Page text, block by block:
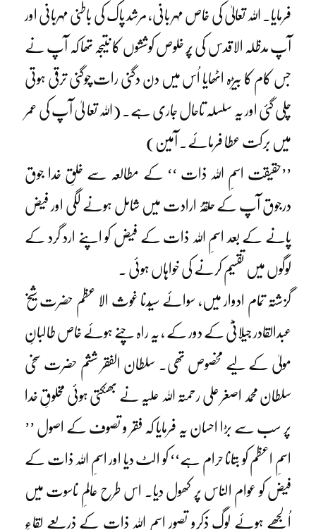
فرمایا۔ اللہ تعالیٰ کی خاص مہر بانی، مرشد پاک کی باطنی مہربانی اور
آپ مدظلہ الاقدس کی پُر خلوص کوششوں کا نتیجہ تھا کہ آپ نے
جس کام کا بیڑہ اٹھایا اُس میں دن دگنی رات چوگنی ترقی ہوتی
چلی گئی اور یہ سلسلہ تاحال جاری ہے۔ (اللہ تعا لیٰ آپ کی عمر
میں برکت عطا فرمائے۔ آمین)
’’حقیقت اسمِ اللہ ذات ‘‘ کے مطالعہ سے خلقِ خدا جوق
درجوق آپ کے حلقۂ ارادت میں شامل ہونے لگی اور فیض
پانے کے بعد اسمِ اللہ ذات کے فیض کو اپنے ارد گرد کے
لوگوں میں تقسیم کرنے کی خواہاں ہوئی ۔
گزشتہ تمام ادوار میں، سوائے سیّدنا غوث الا عظم حضرت شیخ
عبدالقادر جیلانیؓ کے دور کے ، یہ راہ چنے ہوئے خاص طالبانِ
مولیٰ کے لیے مخصوص تھی۔ سلطان الفقر ششم حضرت سخی
سلطان محمد اصغر علی رحمتہ اللہ علیہ نے بھٹکتی ہوئی مخلوقِ خدا
پر سب سے بڑا احسان یہ فرمایا کہ فقر و تصوف کے اصول ’’
اسمِ اعظم کو بتانا حرام ہے‘‘ کو الٹ دیا اور اسمِ اللہ ذات کے
فیض کو عوام الناس پر کھول دیا۔ اس طرح عالمِ ناسوت میں
اُلجھے ہوئے لوگ ذکرو تصور اسمِ اللہ ذات کے ذریعے لقاءِ